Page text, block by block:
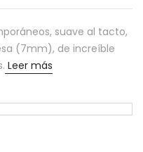
suave al tacto,
(7mm), de increíble
Leer más